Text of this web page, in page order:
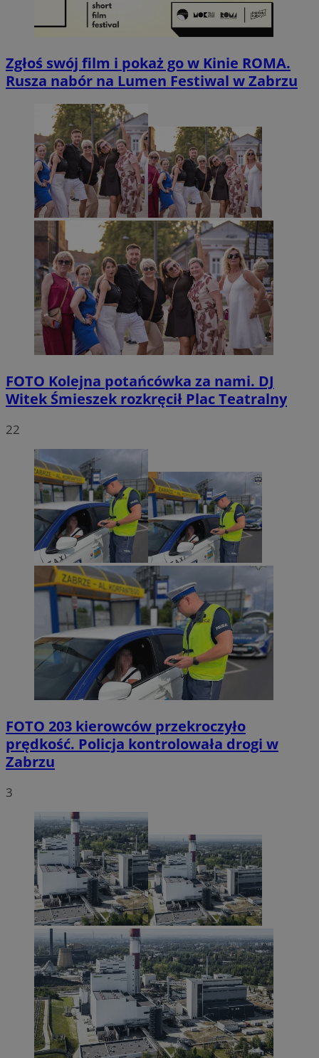
Zgłoś swój film i pokaż go w Kinie ROMA.
Rusza nabór na Lumen Festiwal w Zabrzu
FOTO Kolejna potańcówka za nami. DJ
Witek Śmieszek rozkręcił Plac Teatralny
22
FOTO 203 kierowców przekroczyło
prędkość. Policja kontrolowała drogi w
Zabrzu
3